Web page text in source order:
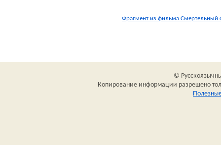
Фрагмент из фильма Смертельный
©
Копирование информации разрешено